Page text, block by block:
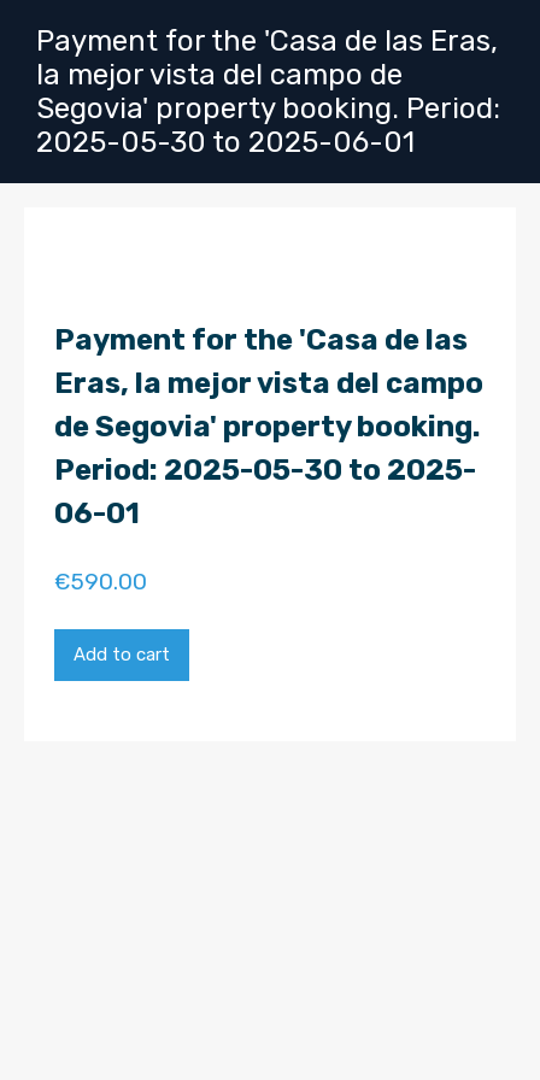
Payment for the 'Casa de las Eras,
la mejor vista del campo de
Segovia' property booking. Period:
2025-05-30 to 2025-06-01
Payment for the 'Casa de las
Eras, la mejor vista del campo
de Segovia' property booking.
Period: 2025-05-30 to 2025-
06-01
€590.00
Add to cart